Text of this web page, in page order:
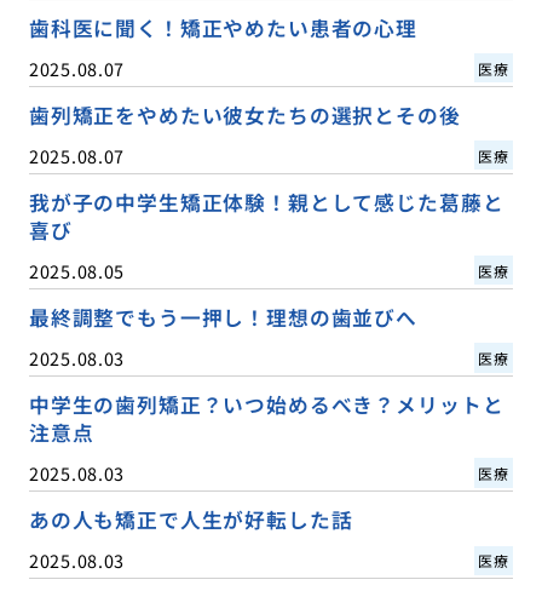
歯科医に聞く！矯正やめたい患者の心理
2025.08.07 医療
歯列矯正をやめたい彼女たちの選択とその後
2025.08.07 医療
我が子の中学生矯正体験！親として感じた葛藤と
喜び
2025.08.05 医療
最終調整でもう一押し！理想の歯並びへ
2025.08.03 医療
中学生の歯列矯正？いつ始めるべき？メリットと
注意点
2025.08.03 医療
あの人も矯正で人生が好転した話
2025.08.03 医療